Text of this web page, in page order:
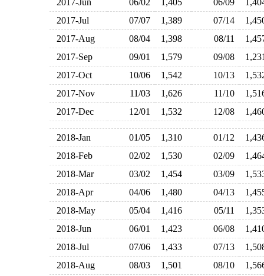
2017-Jun
06/02 1,405 06/09
2017-Jul
07/07 1,389 07/14
2017-Aug
08/04 1,398 08/11
2017-Sep
09/01 1,579 09/08
2017-Oct
10/06 1,542 10/13
2017-Nov
11/03 1,626 11/10
2017-Dec
12/01 1,532 12/08
2018-Jan 01/05 1,310 01/12
2018-Feb
02/02 1,530 02/09
2018-Mar
03/02 1,454 03/09
2018-Apr
04/06 1,480 04/13
2018-May
05/04 1,416 05/11
2018-Jun
06/01 1,423 06/08
2018-Jul
07/06 1,433 07/13
2018-Aug
08/03 1,501 08/10